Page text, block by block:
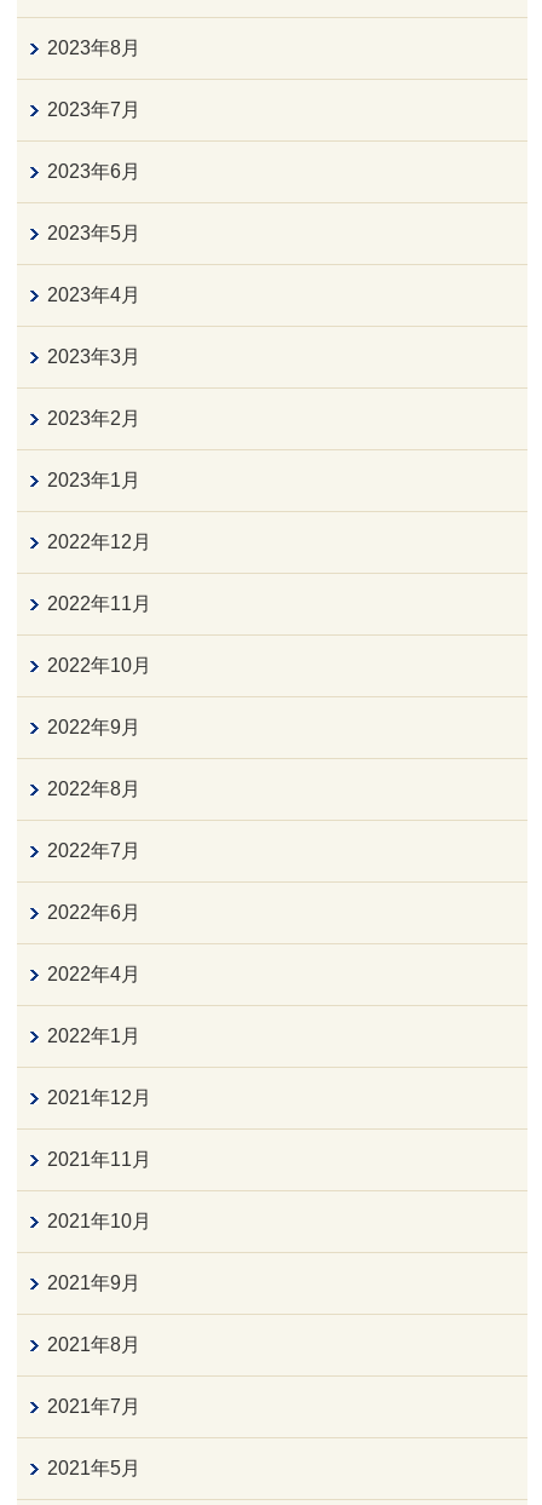
2023年8月
2023年7月
2023年6月
2023年5月
2023年4月
2023年3月
2023年2月
2023年1月
2022年12月
2022年11月
2022年10月
2022年9月
2022年8月
2022年7月
2022年6月
2022年4月
2022年1月
2021年12月
2021年11月
2021年10月
2021年9月
2021年8月
2021年7月
2021年5月